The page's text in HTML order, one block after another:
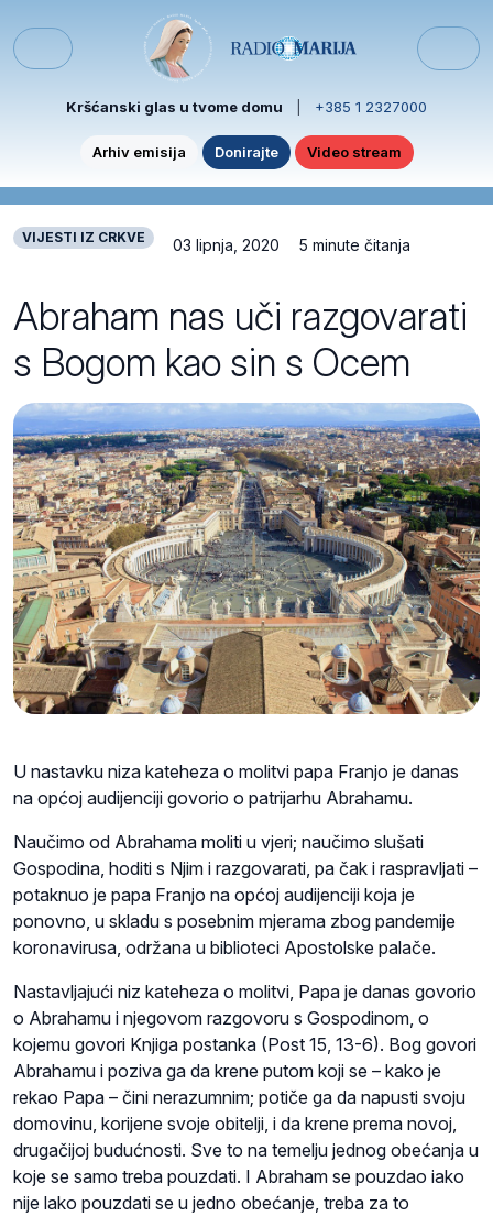
Menu
Kršćanski glas u tvome domu +385 1 2327000
Arhiv emisija Donirajte Video stream
VIJESTI IZ CRKVE 03 lipnja, 2020 5 minute čitanja
Abraham nas uči razgovarati
s Bogom kao sin s Ocem
U nastavku niza kateheza o molitvi papa Franjo je danas
na općoj audijenciji govorio o patrijarhu Abrahamu.
Naučimo od Abrahama moliti u vjeri; naučimo slušati
Gospodina, hoditi s Njim i razgovarati, pa čak i raspravljati –
potaknuo je papa Franjo na općoj audijenciji koja je
ponovno, u skladu s posebnim mjerama zbog pandemije
koronavirusa, održana u biblioteci Apostolske palače.
Nastavljajući niz kateheza o molitvi, Papa je danas govorio
o Abrahamu i njegovom razgovoru s Gospodinom, o
kojemu govori Knjiga postanka (Post 15, 13-6). Bog govori
Abrahamu i poziva ga da krene putom koji se – kako je
rekao Papa – čini nerazumnim; potiče ga da napusti svoju
domovinu, korijene svoje obitelji, i da krene prema novoj,
drugačijoj budućnosti. Sve to na temelju jednog obećanja u
koje se samo treba pouzdati. I Abraham se pouzdao iako
nije lako pouzdati se u jedno obećanje, treba za to